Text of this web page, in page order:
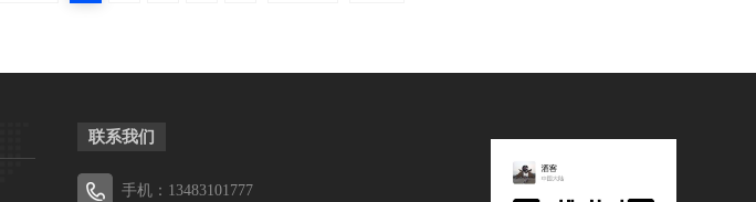
联系我们
手机：13483101777